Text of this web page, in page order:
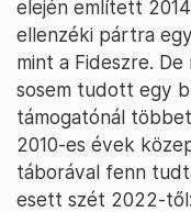
elején említett
ellenzéki pártra
mint a Fideszre.
sosem tudott egy
támogatónál
2010-es évek
táborával fenn
esett szét 2022-